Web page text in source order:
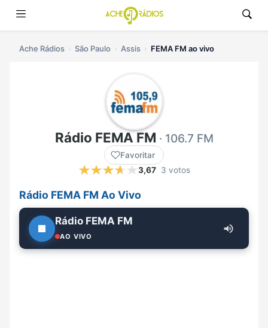
Ache Rádios São Paulo Assis FEMA FM ao vivo
Rádio FEMA FM · 106.7 FM
Favoritar
3,67 3 votos
Rádio FEMA FM Ao Vivo
Rádio FEMA FM
AO VIVO